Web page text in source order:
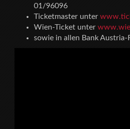
01/96096
Ticketmaster unter
Wien-Ticket unter
sowie in allen Bank Austria-